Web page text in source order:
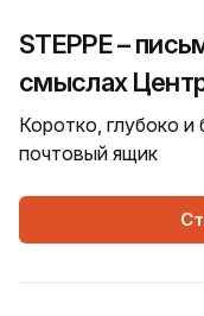
STEPPE –
смыслах
Коротко, глубоко
почтовый ящик